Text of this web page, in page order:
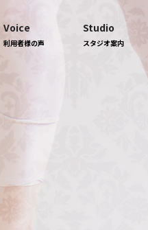
Voice
利用者様の声
Studio
スタジオ案内